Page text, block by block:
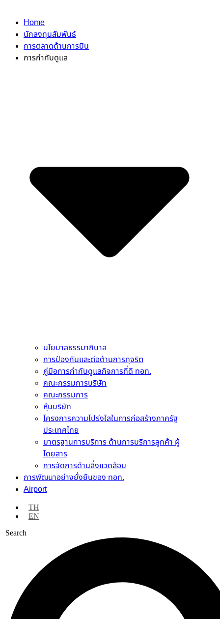
Home
นักลงทุนสัมพันธ์
การตลาดด้านการบิน
การกำกับดูแล
นโยบาลธรรมาภิบาล
การป้องกันและต่อต้านการทุจริต
คู่มือการกำกับดูแลกิจการที่ดี ทอท.
คณะกรรมการบริษัท
คณะกรรมการ
หุ้นบริษัท
โครงการความโปร่งใสในการก่อสร้างภาครัฐ
ประเทศไทย
มาตรฐานการบริการ ด้านการบริการลูกค้า ผู้
โดยสาร
การจัดการด้านสิ่งแวดล้อม
การพัฒนาอย่างยั่งยืนของ ทอท.
Airport
TH
EN
Search